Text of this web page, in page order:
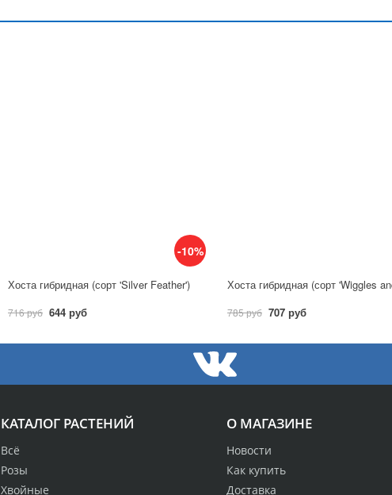
-10%
Хоста гибридная (сорт 'Silver Feather')
716 руб 644 руб 785 руб 707 руб
О МАГАЗИНЕ
Новости
Как купить
Доставка
КАТАЛОГ РАСТЕНИЙ
Всё
Розы
Хвойные